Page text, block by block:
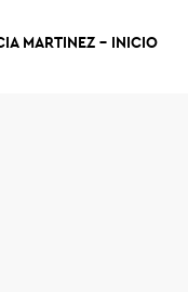
MARTINEZ – INICIO